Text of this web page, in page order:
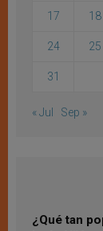
17 18
24 25
31
« Jul Sep »
¿Qué tan